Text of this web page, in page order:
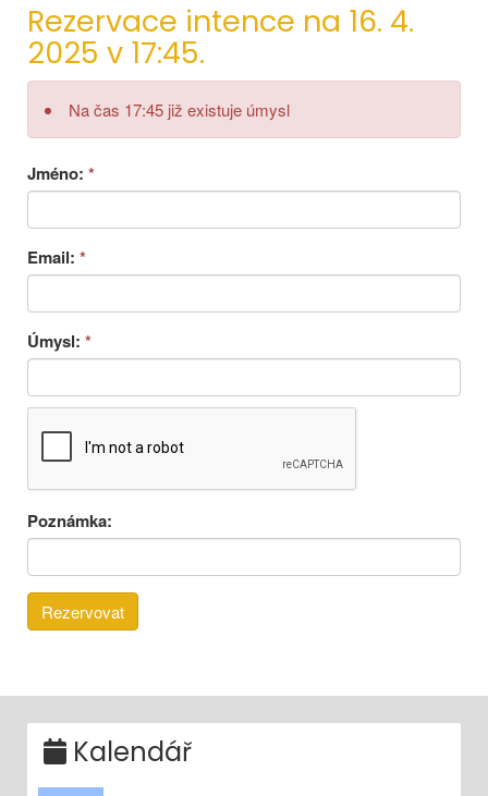
Rezervace intence na 16. 4.
2025 v 17:45.
Na čas 17:45 již existuje úmysl
Jméno: *
Email: *
Úmysl: *
Poznámka:
Kalendář